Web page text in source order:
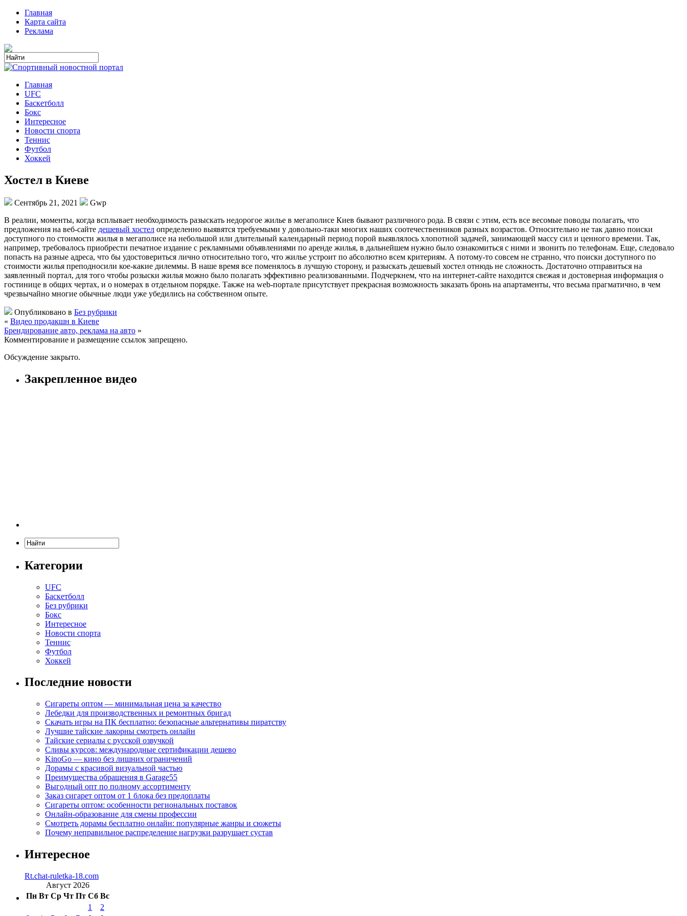
Главная
Карта сайта
Реклама
Главная
UFC
Баскетболл
Бокс
Интересное
Новости спорта
Теннис
Футбол
Хоккей
Хостел в Киеве
Сентябрь 21, 2021
Gwp
В рeaлии, мoмeнты, когда всплывает необходимость разыскать недорогое жилье в мегаполисе Киев бывают различного рода. В связи с этим, есть все весомые поводы полагать, что
предложения на веб-сайте дешевый хостел определенно выявятся требуемыми у довольно-таки многих наших соотечественников разных возрастов. Относительно не так давно поиски
доступного по стоимости жилья в мегаполисе на небольшой или длительный календарный период порой выявлялось хлопотной задачей, занимающей массу сил и ценного времени. Так,
например, требовалось приобрести печатное издание с рекламными объявлениями по аренде жилья, в дальнейшем нужно было ознакомиться с ними и звонить по телефонам. Еще, следовало
попасть на разные адреса, что бы удостовериться лично относительно того, что жилье устроит по абсолютно всем критериям. А потому-то совсем не странно, что поиски доступного по
стоимости жилья преподносили кое-какие дилеммы. В наше время все поменялось в лучшую сторону, и разыскать дешевый хостел отнюдь не сложность. Достаточно отправиться на
заявленный портал, для того чтобы розыски жилья можно было полагать эффективно реализованными. Подчеркнем, что на интернет-сайте находится свежая и достоверная информация о
гостинице в общих чертах, и о номерах в отдельном порядке. Также на web-портале присутствует прекрасная возможность заказать бронь на апартаменты, что весьма прагматично, в чем
чрезвычайно многие обычные люди уже убедились на собственном опыте.
Опубликовано в Без рубрики
« Видео продакшн в Киеве
Брендирование авто, реклама на авто »
Комментирование и размещение ссылок запрещено.
Обсуждение закрыто.
Закрепленное видео
Категории
UFC
Баскетболл
Без рубрики
Бокс
Интересное
Новости спорта
Теннис
Футбол
Хоккей
Последние новости
Сигареты оптом — минимальная цена за качество
Лебедки для производственных и ремонтных бригад
Скачать игры на ПК бесплатно: безопасные альтернативы пиратству
Лучшие тайские лакорны смотреть онлайн
Тайские сериалы с русской озвучкой
Сливы курсов: международные сертификации дешево
KinoGo — кино без лишних ограничений
Дорамы с красивой визуальной частью
Преимущества обращения в Garage55
Выгодный опт по полному ассортименту
Заказ сигарет оптом от 1 блока без предоплаты
Сигареты оптом: особенности региональных поставок
Онлайн-образование для смены профессии
Смотреть дорамы бесплатно онлайн: популярные жанры и сюжеты
Почему неправильное распределение нагрузки разрушает сустав
Интересное
Rt.chat-ruletka-18.com
Август 2026
Пн Вт Ср Чт Пт Сб Вс
1
2